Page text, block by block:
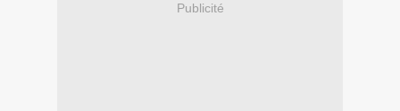
Publicité